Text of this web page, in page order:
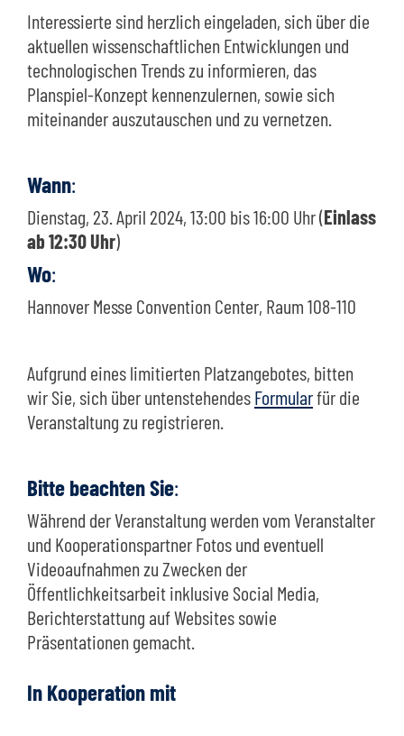
Interessierte sind herzlich eingeladen, sich über die
aktuellen wissenschaftlichen Entwicklungen und
technologischen Trends zu informieren, das
Planspiel-Konzept kennenzulernen, sowie sich
miteinander auszutauschen und zu vernetzen.
Wann:
Dienstag, 23. April 2024, 13:00 bis 16:00 Uhr (Einlass
ab 12:30 Uhr)
Wo:
Hannover Messe Convention Center, Raum 108-110
Aufgrund eines limitierten Platzangebotes, bitten
wir Sie, sich über untenstehendesFormularfür die
Veranstaltung zu registrieren.
Bitte beachten Sie:
Während der Veranstaltung werden vom Veranstalter
und Kooperationspartner Fotos und eventuell
Videoaufnahmen zu Zwecken der
Öffentlichkeitsarbeit inklusive Social Media,
Berichterstattung auf Websites sowie
Präsentationen gemacht.
In Kooperation mit